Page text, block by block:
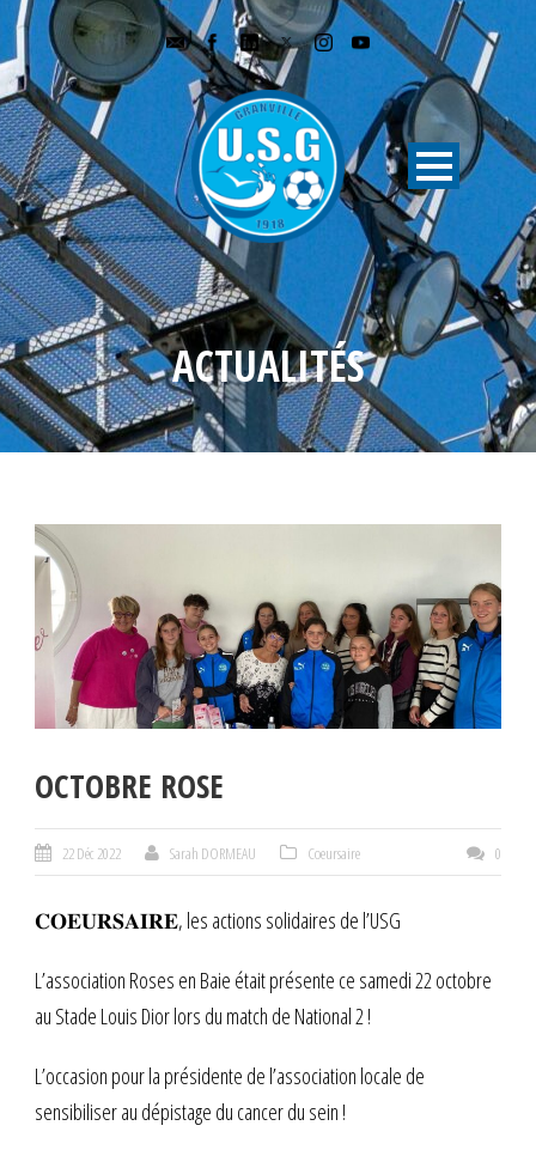
ACTUALITÉS
OCTOBRE ROSE
22 Déc 2022 Sarah DORMEAU Coeursaire 0
𝐂𝐎𝐄𝐔𝐑𝐒𝐀𝐈𝐑𝐄, les actions solidaires de l’USG
L’association Roses en Baie était présente ce samedi 22 octobre
au Stade Louis Dior lors du match de National 2 !
L’occasion pour la présidente de l’association locale de
sensibiliser au dépistage du cancer du sein !